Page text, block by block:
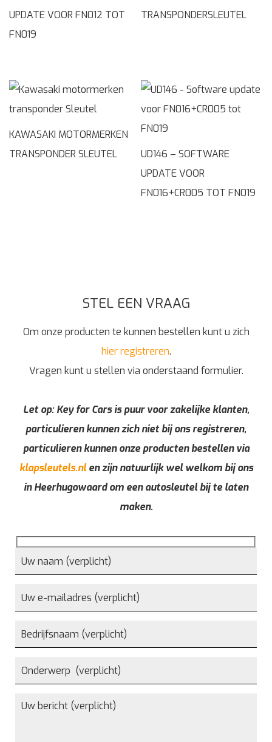
UPDATE VOOR FN012 TOT
FN019
TRANSPONDERSLEUTEL
KAWASAKI MOTORMERKEN
TRANSPONDER SLEUTEL
UD146 – SOFTWARE
UPDATE VOOR
FN016+CR005 TOT FN019
STEL EEN VRAAG
Om onze producten te kunnen bestellen kunt u zich
hier registreren.
Vragen kunt u stellen via onderstaand formulier.
Let op: Key for Cars is puur voor zakelijke klanten,
particulieren kunnen zich niet bij ons registreren,
particulieren kunnen onze producten bestellen via
klapsleutels.nlen zijn natuurlijk wel welkom bij ons
in Heerhugowaard om een autosleutel bij te laten
maken.